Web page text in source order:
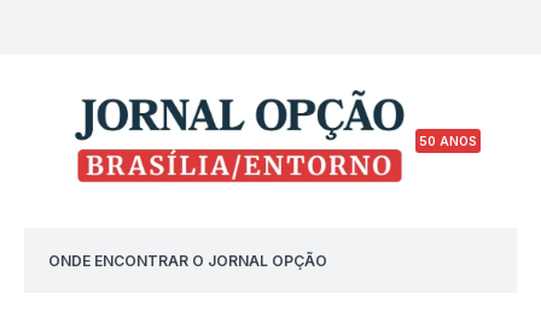
50 ANOS
ONDE ENCONTRAR O JORNAL OPÇÃO